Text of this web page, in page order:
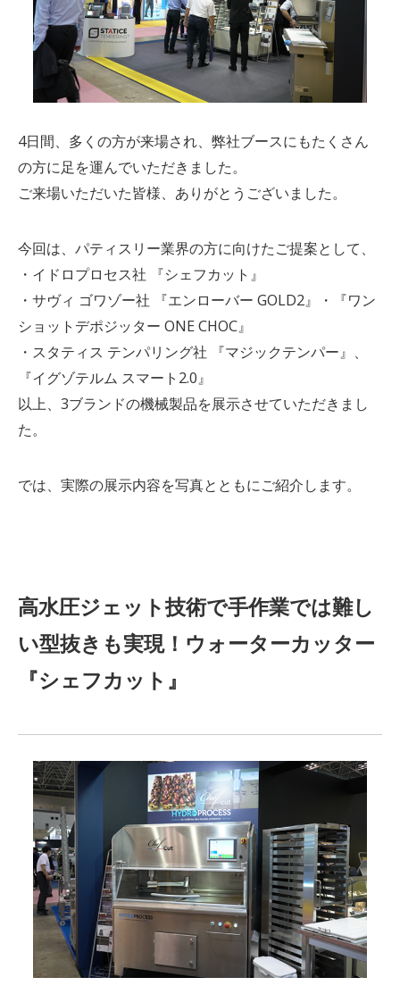
4日間、多くの方が来場され、弊社ブースにもたくさん
の方に足を運んでいただきました。
ご来場いただいた皆様、ありがとうございました。
今回は、パティスリー業界の方に向けたご提案として、
・イドロプロセス社 『シェフカット』
・サヴィ ゴワゾー社 『エンローバー GOLD2』・『ワン
ショットデポジッター ONE CHOC』
・スタティス テンパリング社 『マジックテンパー』、
『イグゾテルム スマート2.0』
以上、3ブランドの機械製品を展示させていただきまし
た。
では、実際の展示内容を写真とともにご紹介します。
高水圧ジェット技術で手作業では難し
い型抜きも実現！ウォーターカッター
『シェフカット』